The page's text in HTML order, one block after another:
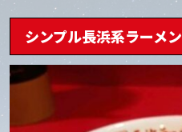
シンプル長浜系ラーメン